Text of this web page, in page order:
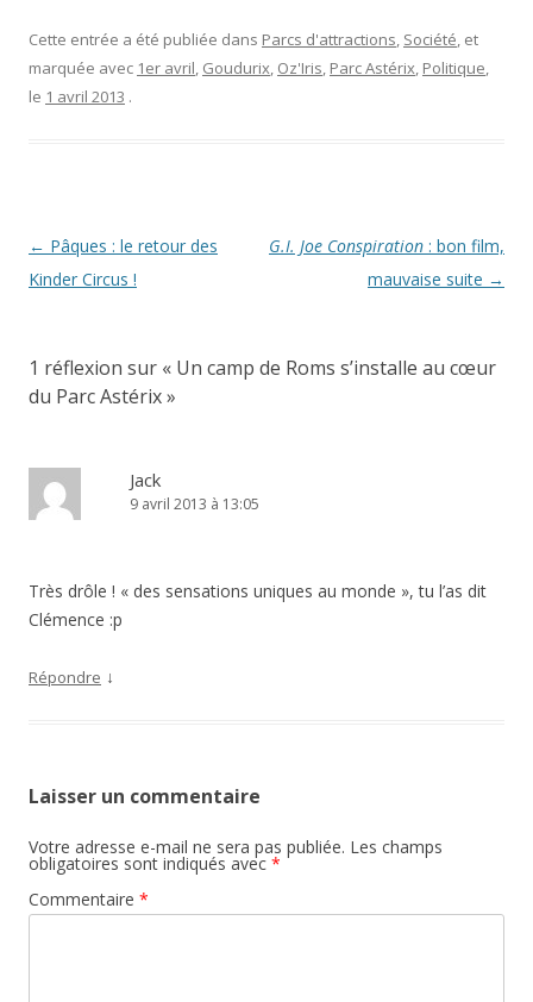
r
)
v
l
e
u
e
)
Cette entrée a été publiée dans Parcs d'attractions, Société, et
marquée avec 1er avril, Goudurix, Oz'Iris, Parc Astérix, Politique,
le 1 avril 2013 .
Navigation
des
← Pâques : le retour des
Kinder Circus !
G.I. Joe Conspiration : bon film,
mauvaise suite →
1 réflexion sur « Un camp de Roms s’installe au cœur
du Parc Astérix»
Jack
9 avril 2013 à 13:05
Très drôle ! « des sensations uniques au monde », tu l’as dit
Clémence :p
Répondre ↓
Laisser un commentaire
Votre adresse e-mail ne sera pas publiée. Les champs
obligatoires sont indiqués avec *
Commentaire *